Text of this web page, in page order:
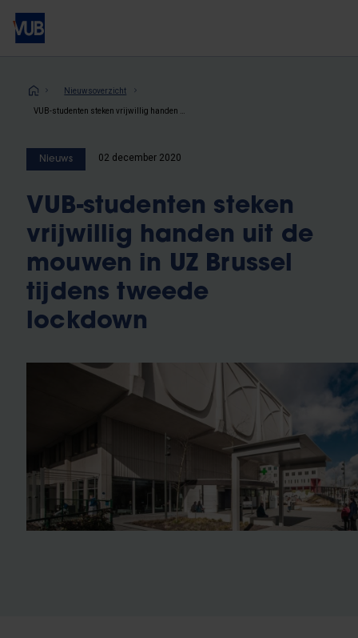
Overslaan
naar
inhoudKruimelpad
Nieuwsoverzicht
Nieuws 02 december 2020
VUB-studenten steken
vrijwillig handen uit de
mouwen in UZ Brussel
tijdens tweede
lockdown